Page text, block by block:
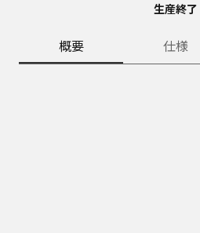
生産終了
概要 仕様